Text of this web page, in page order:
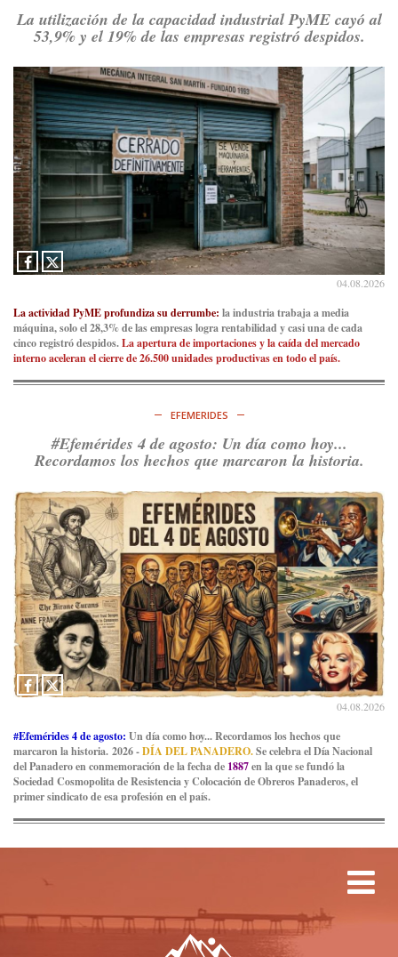
La utilización de la capacidad industrial PyME cayó al
53,9% y el 19% de las empresas registró despidos.
04.08.2026
La actividad PyME profundiza su derrumbe: la industria trabaja a media
máquina, solo el 28,3% de las empresas logra rentabilidad y casi una de cada
cinco registró despidos.La apertura de importaciones y la caída del mercado
interno aceleran el cierre de 26.500 unidades productivas en todo el país.
EFEMERIDES
#Efemérides 4 de agosto: Un día como hoy...
Recordamos los hechos que marcaron la historia.
04.08.2026
#Efemérides 4 de agosto: Un día como hoy... Recordamos los hechos que
marcaron la historia. 2026 -DÍA DEL PANADERO.Se celebra el Día Nacional
del Panadero en conmemoración de la fecha de 1887en la que se fundó la
Sociedad Cosmopolita de Resistencia y Colocación de Obreros Panaderos, el
primer sindicato de esa profesión en el país.